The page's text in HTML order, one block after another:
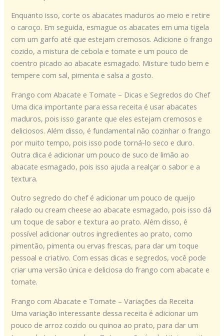
Enquanto isso, corte os abacates maduros ao meio e retire
o caroço. Em seguida, esmague os abacates em uma tigela
com um garfo até que estejam cremosos. Adicione o frango
cozido, a mistura de cebola e tomate e um pouco de
coentro picado ao abacate esmagado. Misture tudo bem e
tempere com sal, pimenta e salsa a gosto.
Frango com Abacate e Tomate – Dicas e Segredos do Chef
Uma dica importante para essa receita é usar abacates
maduros, pois isso garante que eles estejam cremosos e
deliciosos. Além disso, é fundamental não cozinhar o frango
por muito tempo, pois isso pode torná-lo seco e duro.
Outra dica é adicionar um pouco de suco de limão ao
abacate esmagado, pois isso ajuda a realçar o sabor e a
textura.
Outro segredo do chef é adicionar um pouco de queijo
ralado ou cream cheese ao abacate esmagado, pois isso dá
um toque de sabor e textura ao prato. Além disso, é
possível adicionar outros ingredientes ao prato, como
pimentão, pimenta ou ervas frescas, para dar um toque
pessoal e criativo. Com essas dicas e segredos, você pode
criar uma versão única e deliciosa do frango com abacate e
tomate.
Frango com Abacate e Tomate – Variações da Receita
Uma variação interessante dessa receita é adicionar um
pouco de arroz cozido ou quinoa ao prato, para dar um